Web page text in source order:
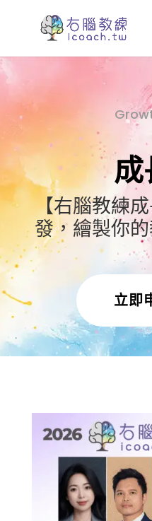
成
【右腦教練
發，繪製你
立即